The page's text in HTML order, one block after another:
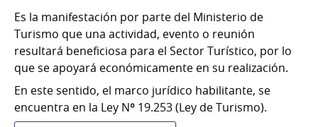
Es la manifestación por parte del Ministerio de
Turismo que una actividad, evento o reunión
resultará beneficiosa para el Sector Turístico, por lo
que se apoyará económicamente en su realización.
En este sentido, el marco jurídico habilitante, se
encuentra en la Ley Nº 19.253 (Ley de Turismo).